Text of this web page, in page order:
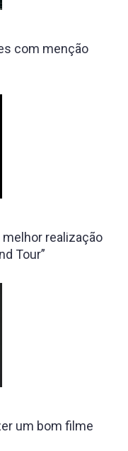
com menção
realização
Tour”
um bom filme